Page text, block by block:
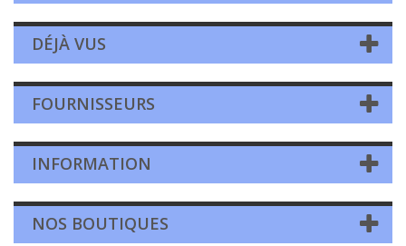
DÉJÀ VUS
FOURNISSEURS
INFORMATION
NOS BOUTIQUES